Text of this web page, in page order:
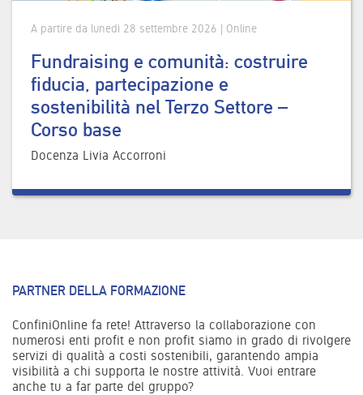
A partire da lunedì 28 settembre 2026 | Online
Fundraising e comunità: costruire
fiducia, partecipazione e
sostenibilità nel Terzo Settore –
Corso base
Docenza Livia Accorroni
PARTNER DELLA FORMAZIONE
ConfiniOnline fa rete! Attraverso la collaborazione con
numerosi enti profit e non profit siamo in grado di rivolgere
servizi di qualità a costi sostenibili, garantendo ampia
visibilità a chi supporta le nostre attività. Vuoi entrare
anche tu a far parte del gruppo?